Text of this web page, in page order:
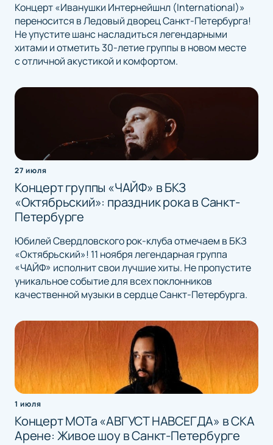
Концерт «Иванушки Интернейшнл (International)»
переносится в Ледовый дворец Санкт-Петербурга!
Не упустите шанс насладиться легендарными
хитами и отметить 30-летие группы в новом месте
с отличной акустикой и комфортом.
27 июля
Концерт группы «ЧАЙФ» в БКЗ
«Октябрьский»: праздник рока в Санкт-
Петербурге
Юбилей Свердловского рок-клуба отмечаем в БКЗ
«Октябрьский»! 11 ноября легендарная группа
«ЧАЙФ» исполнит свои лучшие хиты. Не пропустите
уникальное событие для всех поклонников
качественной музыки в сердце Санкт-Петербурга.
1 июля
Концерт МОТа «АВГУСТ НАВСЕГДА» в СКА
Арене: Живое шоу в Санкт-Петербурге